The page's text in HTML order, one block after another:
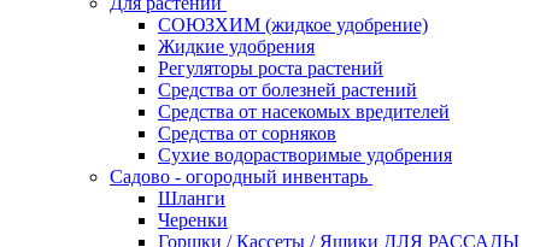
СОЮЗХИМ (жидкое удобрение)
Жидкие удобрения
Регуляторы роста растений
Средства от болезней растений
Средства от насекомых вредителей
Средства от сорняков
Сухие водорастворимые удобрения
Садово - огородный инвентарь
Шланги
Черенки
Горшки / Кассеты / Ящики ДЛЯ РАССАДЫ